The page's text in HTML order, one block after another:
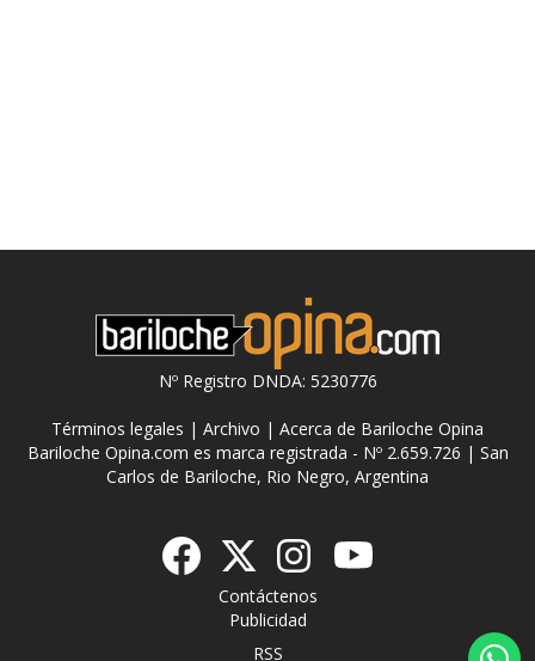
Nº Registro DNDA: 5230776
Términos legales | Archivo | Acerca de Bariloche Opina
Bariloche Opina.com es marca registrada - Nº 2.659.726 | San
Carlos de Bariloche, Rio Negro, Argentina
Contáctenos
Publicidad
RSS